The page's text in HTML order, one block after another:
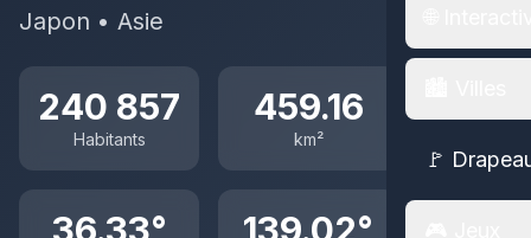
🚩
Japon • Asie
240 857
Habitants
459.16
km²